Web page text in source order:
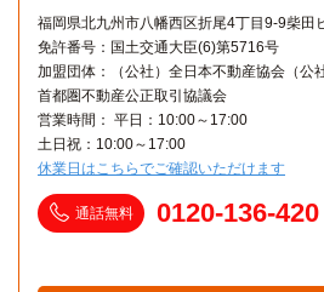
福岡県北九州市八幡西区折尾4丁目9-9柴田
免許番号：国土交通大臣(6)第5716号
加盟団体：（公社）全日本不動産協会（公
首都圏不動産公正取引協議会
営業時間： 平日：10:00～17:00
土日祝：10:00～17:00
休業日はこちらでご確認いただけます
通話無料 0120-136-420